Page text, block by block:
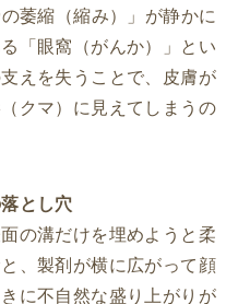
萎縮（縮み）」が静かに
「眼窩（がんか）」とい
えを失うことで、皮膚が
クマ）に見えてしまうの
とし穴
の溝だけを埋めようと柔
、製剤が横に広がって顔
に不自然な盛り上がりが